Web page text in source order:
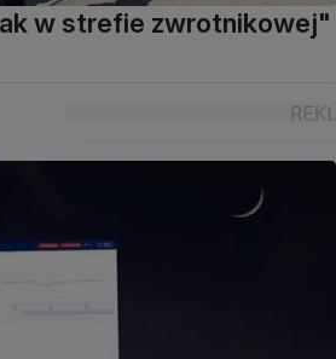
w strefie zwrotnikowej"